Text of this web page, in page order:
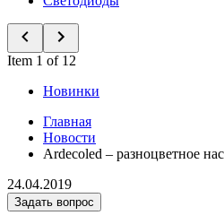
Item 1 of 12
Новинки
Главная
Новости
Ardecoled – разноцветное
24.04.2019
Задать вопрос